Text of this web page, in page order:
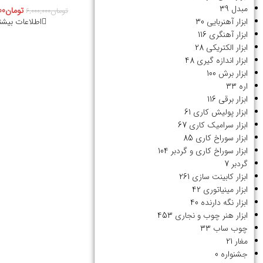
مبدل 39
ابزار آهنربایی 30
ابزار آهنگری 116
ابزار الکتریکی 28
ابزار اندازه گیری 48
ابزار برش 100
اره 33
ابزار برقی 116
ابزار پولیش کاری 61
ابزار سرامیک کاری 67
ابزار سوراخ کاری 85
ابزار سوراخ کاری و گردبر 104
گردبر 7
ابزار کابینت سازی 261
ابزار مینیاتوری 42
ابزار نگه دارنده 40
ابزار هنر چوب و نجاری 453
چوب ساب 33
مغار 21
جشنواره 0
تومان6,000,000 تومان
اطلاعات